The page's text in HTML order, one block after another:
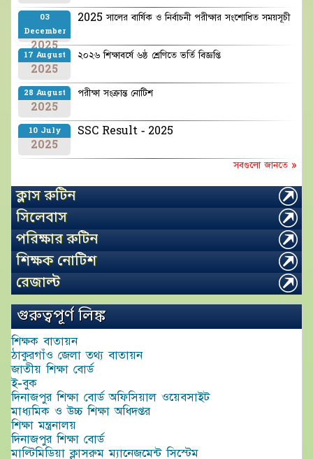
03
December
2025
2025 সালের বার্ষিক ও নির্বাচনী পরীক্ষার সংশোধিত সময়সূচী
17 August
2025
২০২৬ শিক্ষাবর্ষে ৬ষ্ঠ শ্রেণিতে ভর্তি বিজ্ঞপ্তি
28 August
2025
পরীক্ষা সংক্রান্ত নোটিশ
10 July
2025
SSC Result - 2025
সবগুলো জানতে »
ক্লাস রুটিন
সিলেবাস
পরিক্ষার রুটিন
শিক্ষক নোটিশ
রেজাল্ট
গুরুত্বপূর্ণ লিঙ্ক
শিক্ষক বাতায়ন
ঠাকুরগাঁও জেলা তথ্য বাতায়ন
জাতীয় শিক্ষা বোর্ড
ই-বুক
দিনাজপুর শিক্ষা বোর্ড অফিসিয়াল ওয়েবসাইট
মাধ্যমিক ও উচ্চ শিক্ষা অধিদপ্তর
শিক্ষা মন্ত্রনালয়
দিনাজপুর শিক্ষা বোর্ড
মাল্টিমিডিয়া ক্লাসরুম ম্যানেজমেন্ট সিস্টেম